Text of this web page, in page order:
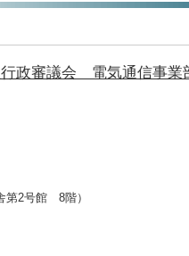
政審議会 電気通信事業
第2号館 8階）